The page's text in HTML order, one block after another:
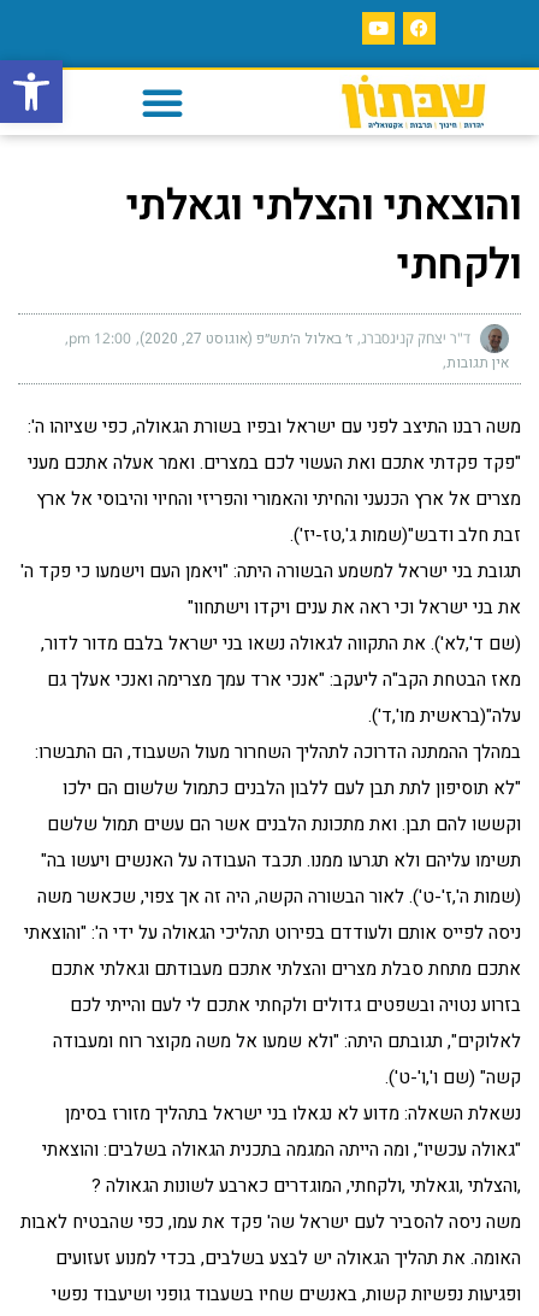
פתח
והוצאתי והצלתי וגאלתי
ולקחתי
ד"ר יצחק קניגסברג ז׳ באלול ה׳תש״פ (אוגוסט 27, 2020) 12:00 pm
אין תגובות
משה רבנו התיצב לפני עם ישראל ובפיו בשורת הגאולה, כפי שציוהו ה':
"פקד פקדתי אתכם ואת העשוי לכם במצרים. ואמר אעלה אתכם מעני
מצרים אל ארץ הכנעני והחיתי והאמורי והפריזי והחיוי והיבוסי אל ארץ
זבת חלב ודבש"(שמות ג',טז-יז').
תגובת בני ישראל למשמע הבשורה היתה: "ויאמן העם וישמעו כי פקד ה'
את בני ישראל וכי ראה את ענים ויקדו וישתחוו"
(שם ד',לא'). את התקווה לגאולה נשאו בני ישראל בלבם מדור לדור,
מאז הבטחת הקב"ה ליעקב: "אנכי ארד עמך מצרימה ואנכי אעלך גם
עלה"(בראשית מו',ד').
במהלך ההמתנה הדרוכה לתהליך השחרור מעול השעבוד, הם התבשרו:
"לא תוסיפון לתת תבן לעם ללבון הלבנים כתמול שלשום הם ילכו
וקששו להם תבן. ואת מתכונת הלבנים אשר הם עשים תמול שלשם
תשימו עליהם ולא תגרעו ממנו. תכבד העבודה על האנשים ויעשו בה"
(שמות ה',ז'-ט'). לאור הבשורה הקשה, היה זה אך צפוי, שכאשר משה
ניסה לפייס אותם ולעודדם בפירוט תהליכי הגאולה על ידי ה': "והוצאתי
אתכם מתחת סבלת מצרים והצלתי אתכם מעבודתם וגאלתי אתכם
בזרוע נטויה ובשפטים גדולים ולקחתי אתכם לי לעם והייתי לכם
לאלוקים", תגובתם היתה: "ולא שמעו אל משה מקוצר רוח ומעבודה
קשה" (שם ו',ו'-ט').
נשאלת השאלה: מדוע לא נגאלו בני ישראל בתהליך מזורז בסימן
"גאולה עכשיו", ומה הייתה המגמה בתכנית הגאולה בשלבים: והוצאתי
,והצלתי ,וגאלתי ,ולקחתי, המוגדרים כארבע לשונות הגאולה ?
משה ניסה להסביר לעם ישראל שה' פקד את עמו, כפי שהבטיח לאבות
האומה. את תהליך הגאולה יש לבצע בשלבים, בכדי למנוע זעזועים
ופגיעות נפשיות קשות, באנשים שחיו בשעבוד גופני ושיעבוד נפשי